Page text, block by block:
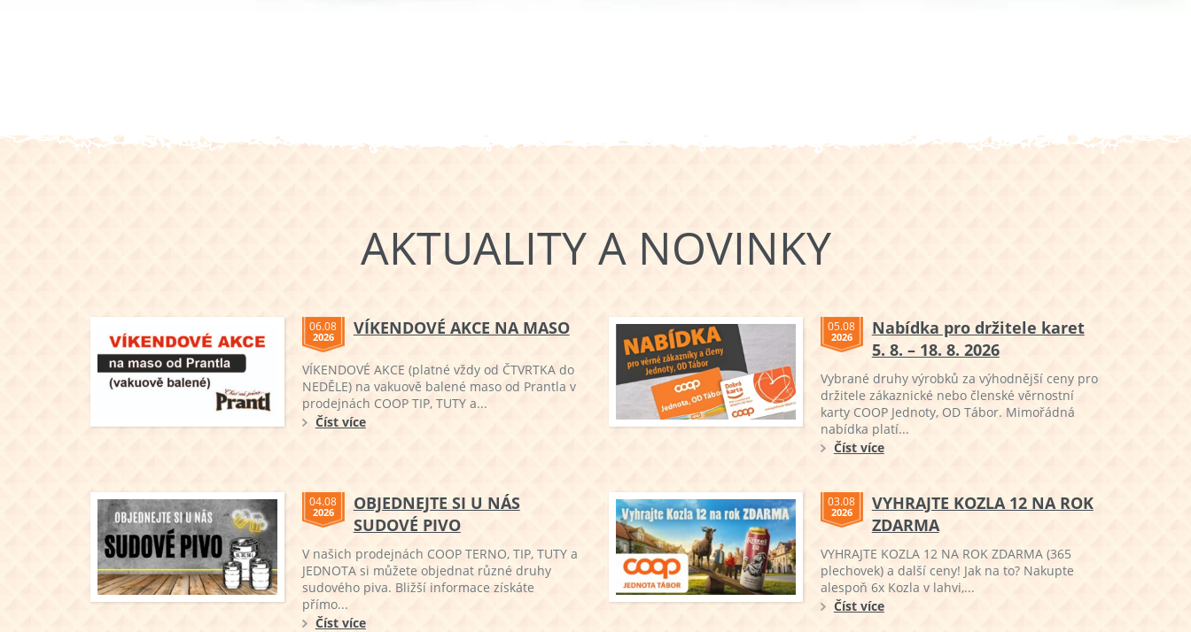
AKTUALITY A NOVINKY
06.08
2026 VÍKENDOVÉ AKCE NA MASO
VÍKENDOVÉ AKCE (platné vždy od ČTVRTKA do
NEDĚLE) na vakuově balené maso od Prantla v
prodejnách COOP TIP, TUTY a...
Číst více
05.08
2026
Nabídka pro držitele karet
5. 8. – 18. 8. 2026
Vybrané druhy výrobků za výhodnější ceny pro
držitele zákaznické nebo členské věrnostní
karty COOP Jednoty, OD Tábor. Mimořádná
nabídka platí...
Číst více
04.08
2026
OBJEDNEJTE SI U NÁS
SUDOVÉ PIVO
V našich prodejnách COOP TERNO, TIP, TUTY a
JEDNOTA si můžete objednat různé druhy
sudového piva. Bližší informace získáte
přímo...
Číst více
03.08
2026
VYHRAJTE KOZLA 12 NA ROK
ZDARMA
VYHRAJTE KOZLA 12 NA ROK ZDARMA (365
plechovek) a další ceny! Jak na to? Nakupte
alespoň 6x Kozla v lahvi,...
Číst více